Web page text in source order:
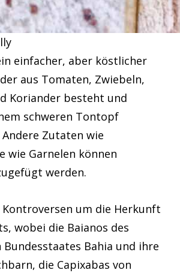
einfacher, aber köstlicher
aus Tomaten, Zwiebeln,
Koriander besteht und
schweren Tontopf
Zutaten wie
wie Garnelen können
werden.
Kontroversen um die Herkunft
wobei die Baianos des
Bahia und ihre
die Capixabas von